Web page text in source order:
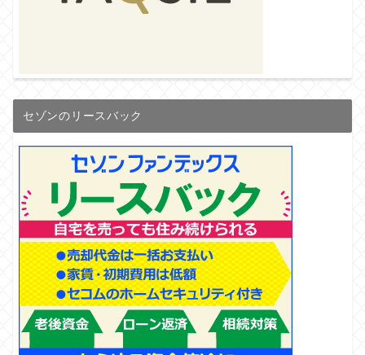
セゾンのリースバック